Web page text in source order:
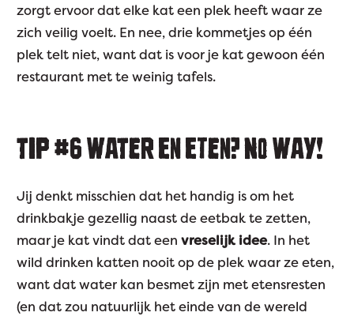
zorgt ervoor dat elke kat een plek heeft waar ze
zich veilig voelt. En nee, drie kommetjes op één
plek telt niet, want dat is voor je kat gewoon één
restaurant met te weinig tafels.
TIP #6WATER EN ETEN? NO WAY!
Jij denkt misschien dat het handig is om het
drinkbakje gezellig naast de eetbak te zetten,
maar je kat vindt dat een vreselijk idee. In het
wild drinken katten nooit op de plek waar ze eten,
want dat water kan besmet zijn met etensresten
(en dat zou natuurlijk het einde van de wereld